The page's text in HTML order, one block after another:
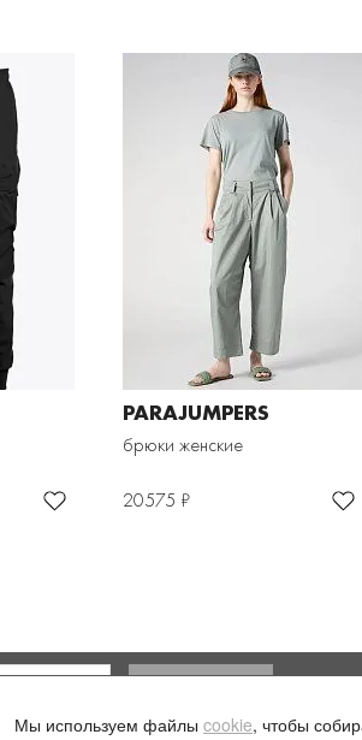
PARAJUMPERS
брюки женские
20575 ₽
Мы используем файлы cookie, чтобы